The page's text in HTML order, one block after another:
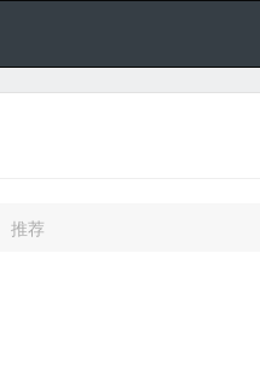
推荐